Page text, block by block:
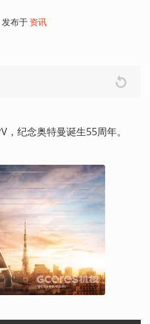
发布于 资讯
纪念奥特曼诞生55周年。